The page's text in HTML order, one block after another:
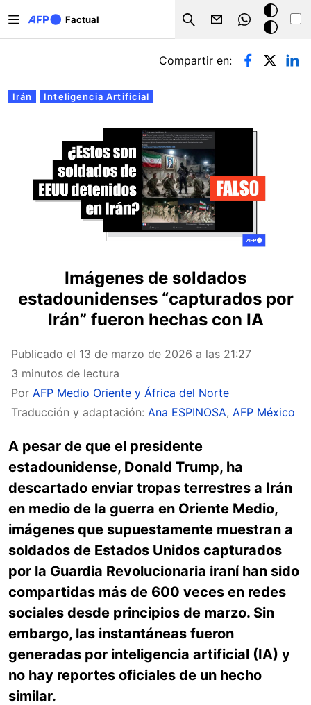
Factual
Search
Modo
oscuro
Solapas principales
Irán Inteligencia Artificial
Compartir en:
Imágenes de soldados
estadounidenses “capturados por
Irán” fueron hechas con IA
Publicado el 13 de marzo de 2026 a las 21:27
3 minutos de lectura
Por AFP Medio Oriente y África del Norte
Traducción y adaptación: Ana ESPINOSA, AFP México
A pesar de que el presidente
estadounidense, Donald Trump, ha
descartado enviar tropas terrestres a Irán
en medio de la guerra en Oriente Medio,
imágenes que supuestamente muestran a
soldados de Estados Unidos capturados
por la Guardia Revolucionaria iraní han sido
compartidas más de 600 veces en redes
sociales desde principios de marzo. Sin
embargo, las instantáneas fueron
generadas por inteligencia artificial (IA) y
no hay reportes oficiales de un hecho
similar.